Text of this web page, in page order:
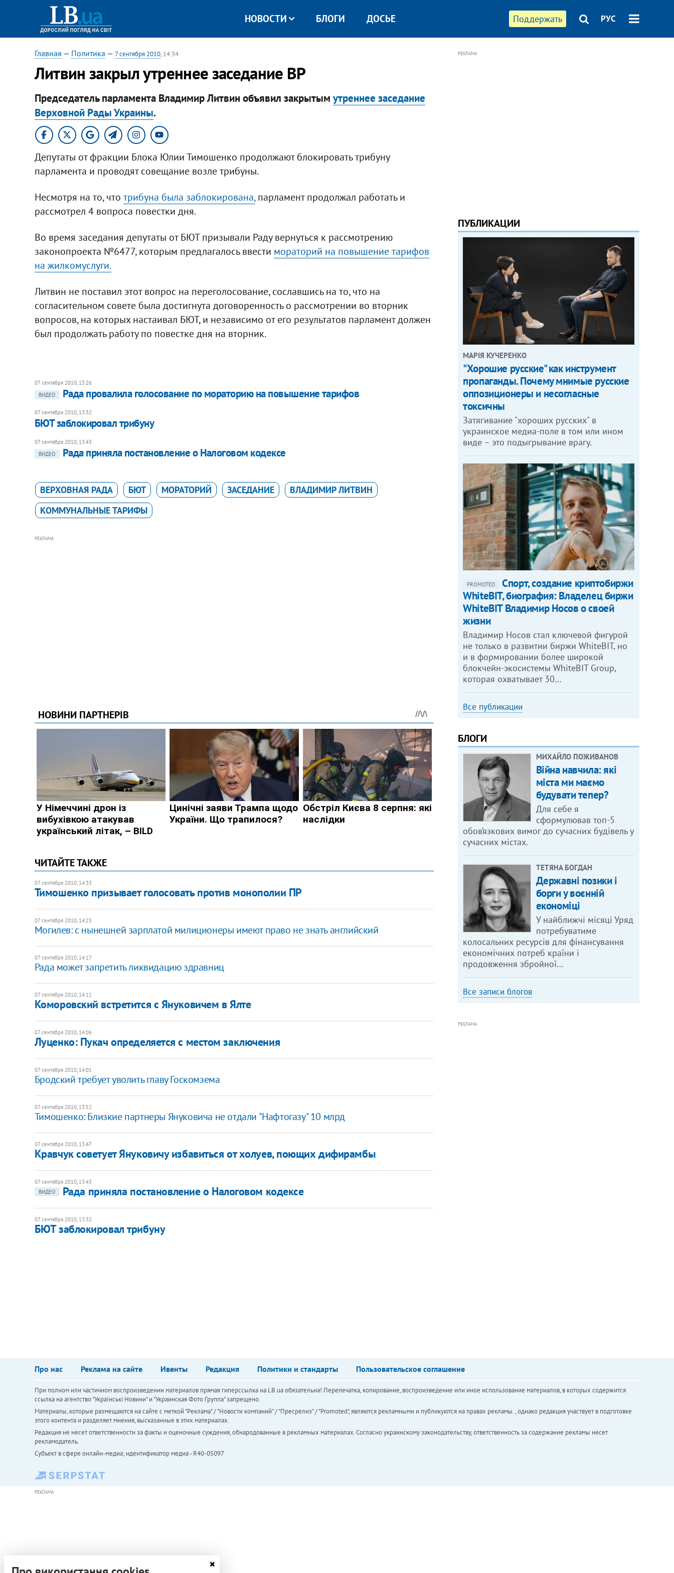
Поддержать РУС
НОВОСТИ БЛОГИ ДОСЬЕ
Главная — Политика — 7 сентября 2010, 14:34
Литвин закрыл утреннее заседание ВР
Председатель парламента Владимир Литвин объявил закрытым утреннее заседание
Верховной Рады Украины.
Депутаты от фракции Блока Юлии Тимошенко продолжают блокировать трибуну
парламента и проводят совещание возле трибуны.
Несмотря на то, что трибуна была заблокирована,парламент продолжал работать и
рассмотрел 4 вопроса повестки дня.
Во время заседания депутаты от БЮТ призывали Раду вернуться к рассмотрению
законопроекта №6477, которым предлагалось ввести мораторий на повышение тарифов
на жилкомуслуги.
Литвин не поставил этот вопрос на переголосование, сославшись на то, что на
согласительном совете была достигнута договоренность о рассмотрении во вторник
вопросов, на которых настаивал БЮТ, и независимо от его результатов парламент должен
был продолжать работу по повестке дня на вторник.
07 сентября 2010, 13:26
ВИДЕО
Рада провалила голосование по мораторию на повышение тарифов
07 сентября 2010, 13:32
БЮТ заблокировал трибуну
07 сентября 2010, 13:43
ВИДЕО
Рада приняла постановление о Налоговом кодексе
ВЕРХОВНАЯ РАДА БЮТ МОРАТОРИЙ ЗАСЕДАНИЕ
ВЛАДИМИР ЛИТВИН
КОММУНАЛЬНЫЕ ТАРИФЫ
РЕКЛАМА
ЧИТАЙТЕ ТАКЖЕ
07 сентября 2010, 14:33
Тимошенко призывает голосовать против монополии ПР
07 сентября 2010, 14:23
Могилев: с нынешней зарплатой милиционеры имеют право не знать английский
07 сентября 2010, 14:17
Рада может запретить ликвидацию здравниц
07 сентября 2010, 14:11
Коморовский встретится с Януковичем в Ялте
07 сентября 2010, 14:06
Луценко: Пукач определяется с местом заключения
07 сентября 2010, 14:01
Бродский требует уволить главу Госкомзема
07 сентября 2010, 13:52
Тимошенко: Близкие партнеры Януковича не отдали "Нафтогазу" 10 млрд
07 сентября 2010, 13:47
Кравчук советует Януковичу избавиться от холуев, поющих дифирамбы
07 сентября 2010, 13:43
ВИДЕО
Рада приняла постановление о Налоговом кодексе
07 сентября 2010, 13:32
БЮТ заблокировал трибуну
РЕКЛАМА
ПУБЛИКАЦИИ
МАРІЯ КУЧЕРЕНКО
"Хорошие русские" как инструмент
пропаганды. Почему мнимые русские
оппозиционеры и несогласные
токсичны
Затягивание "хороших русских" в
украинское медиа-поле в том или ином
виде – это подыгрывание врагу.
PROMOTED
Спорт, создание криптобиржи
WhiteBIT, биография: Владелец биржи
WhiteBIT Владимир Носов о своей
жизни
Владимир Носов стал ключевой фигурой
не только в развитии биржи WhiteBIT, но
и в формировании более широкой
блокчейн-экосистемы WhiteBIT Group,
которая охватывает 30…
Все публикации
БЛОГИ
МИХАЙЛО ПОЖИВАНОВ
Війна навчила: які
міста ми маємо
будувати тепер?
Для себе я
сформулював топ-5
обов’язкових вимог до сучасних будівель у
сучасних містах.
ТЕТЯНА БОГДАН
Державні позики і
борги у воєнній
економіці
У найближчі місяці Уряд
потребуватиме
колосальних ресурсів для фінансування
економічних потреб країни і
продовження збройної…
Все записи блогов
РЕКЛАМА
Про нас Реклама на сайте Ивенты Редакция Политики и стандарты Пользовательское соглашение
При полном или частичном воспроизведении материалов прямая гиперссылка на LB.ua обязательна! Перепечатка, копирование, воспроизведение или иное использование материалов, в которых содержится
ссылка на агентство "Українськi Новини" и "Украинская Фото Группа" запрещено.
Материалы, которые размещаются на сайте с меткой "Реклама" / "Новости компаний" / "Пресрелиз" / "Promoted", являются рекламными и публикуются на правах рекламы. , однако редакция участвует в подготовке
этого контента и разделяет мнения, высказанные в этих материалах.
Редакция не несет ответственности за факты и оценочные суждения, обнародованные в рекламных материалах. Согласно украинскому законодательству, ответственность за содержание рекламы несет
рекламодатель.
Субъект в сфере онлайн-медиа; идентификатор медиа - R40-05097
РЕКЛАМА